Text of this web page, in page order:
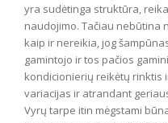
yra sudėtinga struktūra,
naudojimo. Tačiau nebūtina
kaip ir nereikia, jog
gamintojo ir tos pačios
kondicionierių reikėtų rinktis
variacijas ir atrandant
Vyrų tarpe itin mėgstami